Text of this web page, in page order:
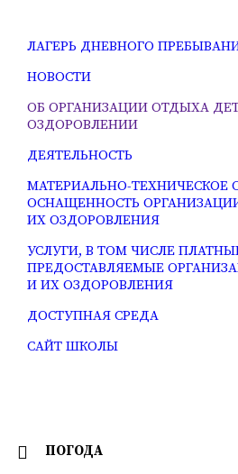
ЛАГЕРЬ ДНЕВНОГО
НОВОСТИ
ОБ ОРГАНИЗАЦИИ ОТДЫХА
ОЗДОРОВЛЕНИИ
ДЕЯТЕЛЬНОСТЬ
МАТЕРИАЛЬНО-ТЕХНИЧЕСКОЕ
ОСНАЩЕННОСТЬ
ИХ ОЗДОРОВЛЕНИЯ
УСЛУГИ, В ТОМ ЧИСЛЕ
ПРЕДОСТАВЛЯЕМЫЕ
И ИХ ОЗДОРОВЛЕНИЯ
ДОСТУПНАЯ СРЕДА
САЙТ ШКОЛЫ
ПОГОДА